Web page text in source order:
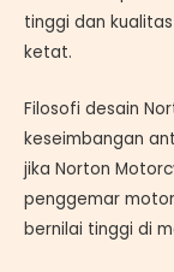
tinggi dan
ketat.
Filosofi desain
keseimbangan
jika Norton
penggemar
bernilai tinggi di